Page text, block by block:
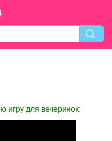
игру для вечеринок: